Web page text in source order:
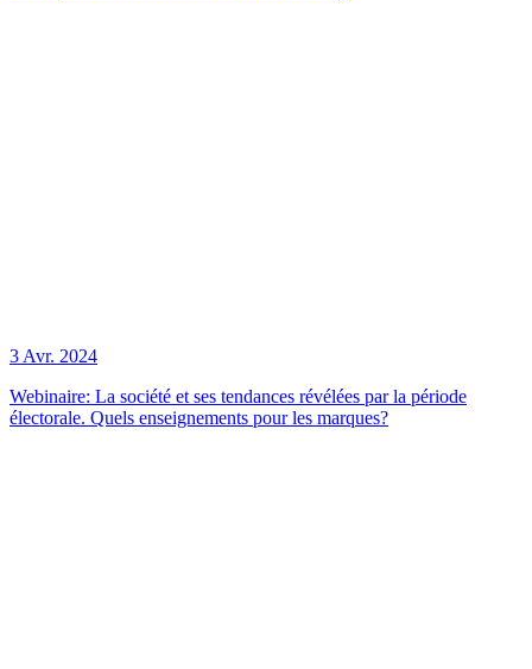
3 Avr. 2024
Webinaire: La société et ses tendances révélées par la période
électorale. Quels enseignements pour les marques?